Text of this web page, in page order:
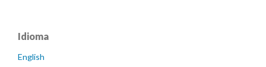
Idioma
English